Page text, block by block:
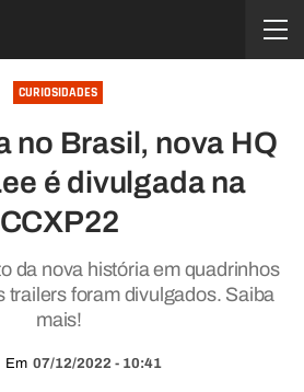
CURIOSIDADES
no Brasil, nova HQ
é divulgada na
CCXP22
da nova história em quadrinhos
trailers foram divulgados. Saiba
mais!
Em 07/12/2022 - 10:41